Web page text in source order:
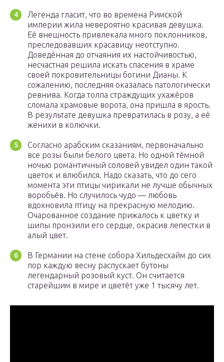
Легенда гласит, что во времена Римской
империи жила невероятно красивая девушка.
Её внешность привлекала много поклонников,
преследовавших красавицу неотступно.
Доведённая до отчаяния их настойчивостью,
несчастная решила искать спасения в храме
своей покровительницы богини Дианы. К
сожалению, последняя оказалась патологически
ревнива. Когда толпа страждущих ухажёров
сломала храмовые ворота, она пришла в ярость.
В результате девушка превратилась в розу, а её
женихи в колючки.
Согласно арабским сказаниям, первоначально
все розы были белого цвета. Но одной тёмной
ночью романтичный соловей увидел один такой
цветок и влюбился. Надо сказать, что до сего
момента эти птицы чирикали не лучше обычных
воробьёв. Но случилось чудо — любовь
вдохновила птицу на прекрасную мелодию.
Очарованное создание прижалось к цветку и
шипы пронзили его сердце, окрасив лепестки в
алый цвет.
В Германии на стене собора Хильдесхайм до сих
пор каждую весну распускает бутоны
легендарный розовый куст. Он считается
старейшим в мире и цветёт уже 1 тысячу лет.